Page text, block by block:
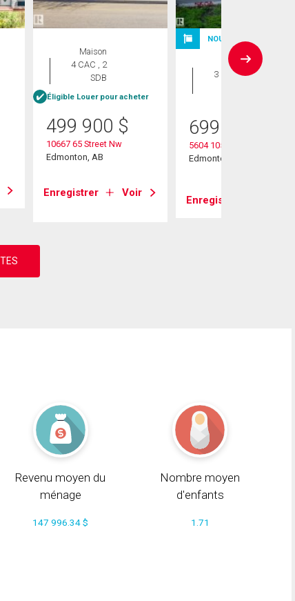
Maison
4 CAC , 2
SDB
Éligible Louer pour acheter
499 900 $
10667 65 Street Nw
Edmonton, AB
Enregistrer Voir
NOUVELLE INSCRIPTION
Maison
3 CAC , 3
699 900
5604 105 Avenue Nw
Edmonton, AB
Enregistrer
Revenu moyen du
ménage
147 996.34 $
Nombre moyen
d'enfants
1.71